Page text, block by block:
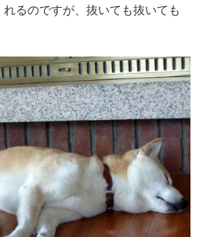
るのですが、抜いても抜いても